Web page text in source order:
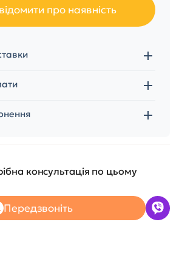
про наявність
консультація по цьому
Передзвоніть